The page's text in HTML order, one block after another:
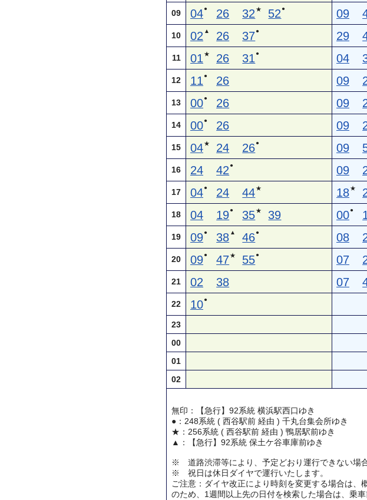
09 04● 26 32 ★ 52 ● 09
10 02 ▲ 26 37● 29
11 01 ★ 26 31 ● 04
12 11 ● 26 09
13 00● 26 09
14 00● 26 09
15 04★ 24 26● 09
16 24 42 ● 09
17 04● 24 44★ 18★
18 04 19● 35★ 39 00●
19 09● 38 ▲ 46● 08
20 09● 47★ 55● 07
21 02 38 07
22 10●
23
00
01
02
無印：【急行】92系統 横浜駅西口ゆき
●：248系統 ( 西谷駅前 経由 ) 千丸台集会所ゆき
★：256系統 ( 西谷駅前 経由 ) 鴨居駅前ゆき
▲：【急行】92系統 保土ケ谷車庫前ゆき
※ 道路渋滞等により、予定どおり運行できない場
※ 祝日は休日ダイヤで運行いたします。
ご注意：ダイヤ改正により時刻を変更する場合は
のため、1週間以上先の日付を検索した場合は、乗